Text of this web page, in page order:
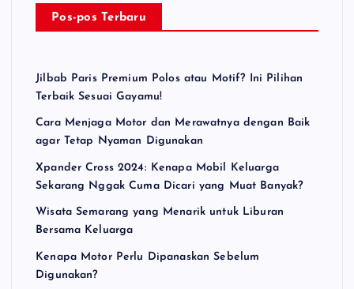
Pos-pos Terbaru
Jilbab Paris Premium Polos atau Motif? Ini Pilihan
Terbaik Sesuai Gayamu!
Cara Menjaga Motor dan Merawatnya dengan Baik
agar Tetap Nyaman Digunakan
Xpander Cross 2024: Kenapa Mobil Keluarga
Sekarang Nggak Cuma Dicari yang Muat Banyak?
Wisata Semarang yang Menarik untuk Liburan
Bersama Keluarga
Kenapa Motor Perlu Dipanaskan Sebelum
Digunakan?